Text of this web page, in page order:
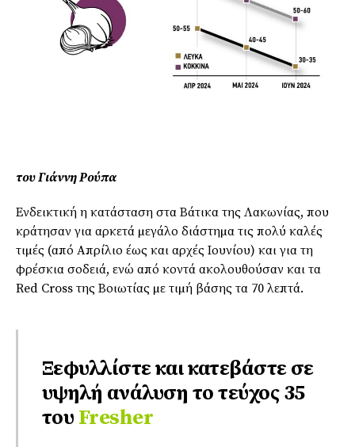
του Γιάννη Ρούπα
Ενδεικτική η κατάσταση στα Βάτικα της Λακωνίας, που
κράτησαν για αρκετά µεγάλο διάστηµα τις πολύ καλές
τιµές (από Απρίλιο έως και αρχές Ιουνίου) και για τη
φρέσκια σοδειά, ενώ από κοντά ακολουθούσαν και τα
Red Cross της Βοιωτίας µε τιµή βάσης τα 70 λεπτά.
Ξεφυλλίστε και κατεβάστε σε
υψηλή ανάλυση το τεύχος 35
του Fresher